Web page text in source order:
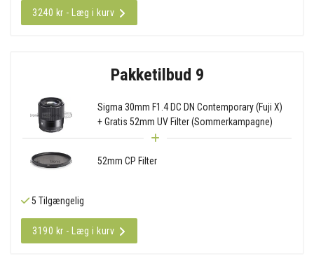
3240 kr - Læg i kurv
Pakketilbud 9
Sigma 30mm F1.4 DC DN Contemporary (Fuji X)
+ Gratis 52mm UV Filter (Sommerkampagne)
52mm CP Filter
5 Tilgængelig
3190 kr - Læg i kurv